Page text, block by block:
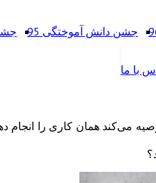
جشن دانش آموختگی 95
با ما
می‌کند همان کاری را انجام